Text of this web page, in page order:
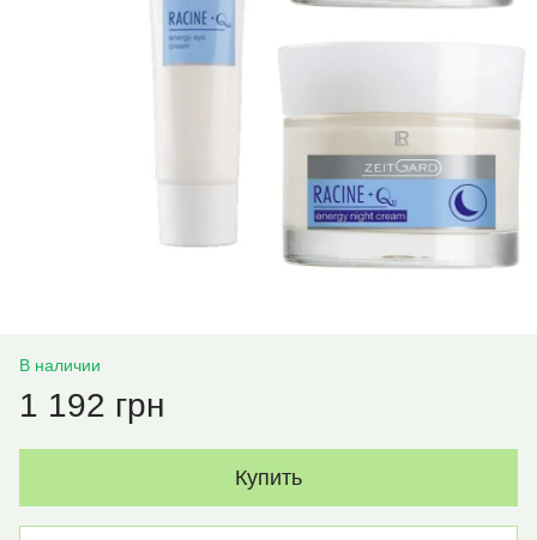
В наличии
1 192 грн
Купить